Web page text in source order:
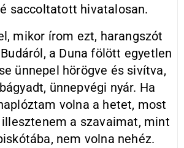
saccoltatott hivatalosan.
mikor írom ezt, harangszót
a Duna fölött egyetlen
ünnepel hörögve és sivítva,
ünnepvégi nyár. Ha
volna a hetet, most
a szavaimat, mint
nem volna nehéz.